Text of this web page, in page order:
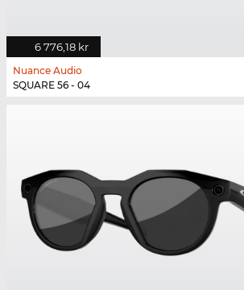
6 776,18 kr
Nuance Audio
SQUARE 56 - 04